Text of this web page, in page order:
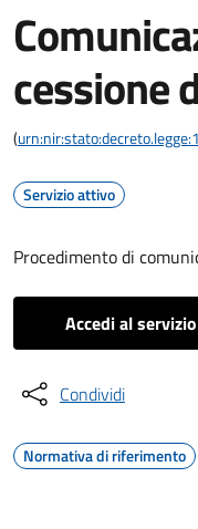
cessione
(
Servizio attivo
Procedimento di
Accedi al servizio
Condividi
Normativa di riferimento